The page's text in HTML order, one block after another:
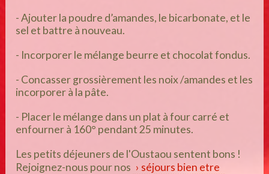
- Ajouter la poudre d’amandes, le bicarbonate, et le
sel et battre à nouveau.
- Incorporer le mélange beurre et chocolat fondus.
- Concasser grossièrement les noix /amandes et les
incorporer à la pâte.
- Placer le mélange dans un plat à four carré et
enfourner à 160° pendant 25 minutes.
Les petits déjeuners de l'Oustaou sentent bons !
Rejoignez-nous pour nos
séjours bien etre